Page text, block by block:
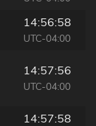
14:56:58
UTC-04:00
14:57:56
UTC-04:00
14:57:58